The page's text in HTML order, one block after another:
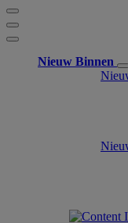
Nieuw Binnen